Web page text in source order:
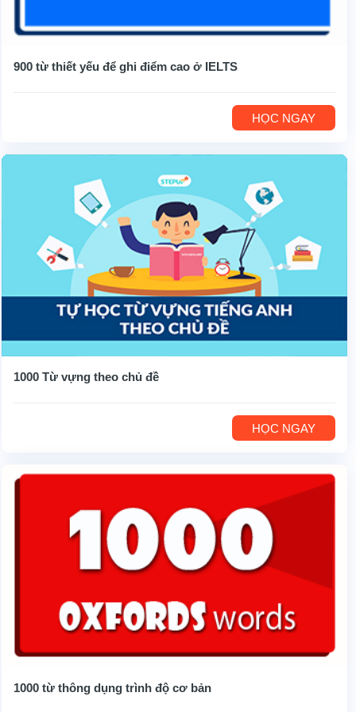
900 từ thiết yếu để ghi điểm cao ở IELTS
HỌC NGAY
1000 Từ vựng theo chủ đề
HỌC NGAY
1000 từ thông dụng trình độ cơ bản